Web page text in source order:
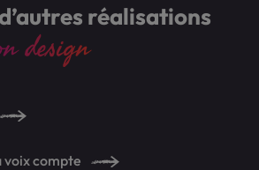
réalisations
design
compte